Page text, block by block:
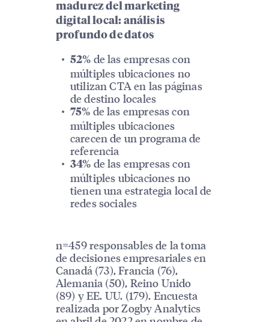
madurez del marketing
digital local: análisis
profundo de datos
52% de las empresas con
múltiples ubicaciones no
utilizan CTA en las páginas
de destino locales
75% de las empresas con
múltiples ubicaciones
carecen de un programa de
referencia
34% de las empresas con
múltiples ubicaciones no
tienen una estrategia local de
redes sociales
n=459 responsables de la toma
de decisiones empresariales en
Canadá (73), Francia (76),
Alemania (50), Reino Unido
(89) y EE. UU. (179). Encuesta
realizada por Zogby Analytics